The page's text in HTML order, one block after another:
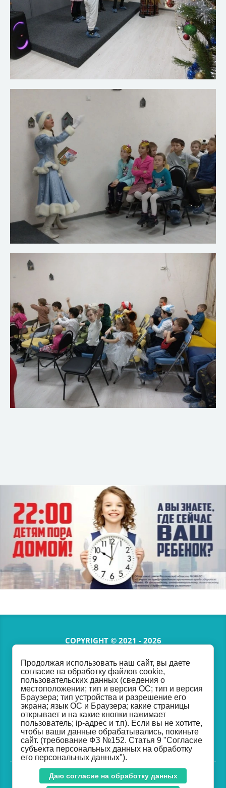
Made in Taptop
COPYRIGHT © 2021 - 2026
2670515@donland.ru
ИНН6164102193/КПП616401001
ОГРН1026103271853
Продолжая использовать наш сайт, вы даете
согласие на обработку файлов cookie,
пользовательских данных (сведения о
местоположении; тип и версия ОС; тип и версия
Браузера; тип устройства и разрешение его
экрана; язык ОС и Браузера; какие страницы
открывает и на какие кнопки нажимает
пользователь; ip-адрес и т.п). Если вы не хотите,
чтобы ваши данные обрабатывались, покиньте
сайт. (требование ФЗ №152. Статья 9 "Согласие
субъекта персональных данных на обработку
его персональных данных").
Даю согласие на обработку данных